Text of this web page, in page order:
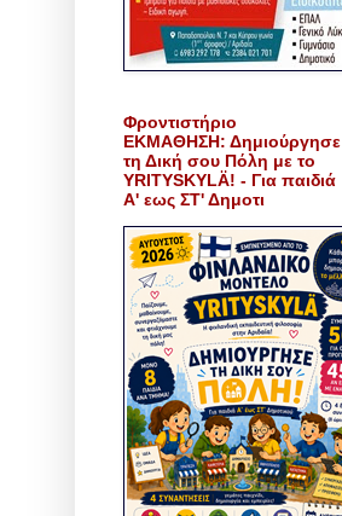
Φροντιστήριο
ΕΚΜΑΘΗΣΗ: Δημιούργησε
τη Δική σου Πόλη με το
YRITYSKYLÄ! - Για παιδιά
Α' εως ΣΤ' Δημοτι